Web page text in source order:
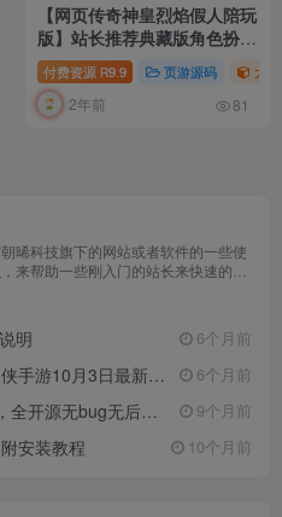
精选 热门游戏 # 端游源码
【网页传奇神皇烈焰假人陪玩
版】站长推荐典藏版角色扮演
类传奇网页游戏-2024年8月8
日最新打包Wn服务端源码视
频架设教程-配套GM工具！
付费资源 R9.9 页游源码 大
2年前 81
晞科技旗下的网站或者软件的一些使
来帮助一些刚入门的站长来快速的成
明 6个月前
频教程+本地验证+完善GM授权后台工具+安卓端！ 6个月前
无后门【朝晞亲测】 9个月前
安装教程 10个月前